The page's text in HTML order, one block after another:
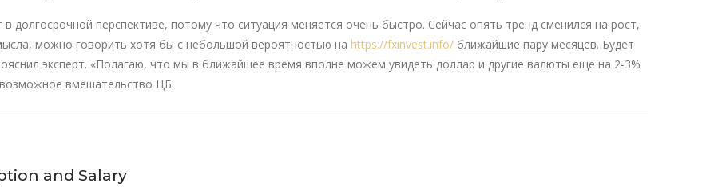
долгосрочной перспективе, потому что ситуация меняется очень быстро. Сейчас опять тренд сменился на рост,
можно говорить хотя бы с небольшой вероятностью на https://fxinvest.info/ ближайшие пару месяцев. Будет
эксперт. «Полагаю, что мы в ближайшее время вполне можем увидеть доллар и другие валюты еще на 2-3%
вмешательство ЦБ.
and Salary